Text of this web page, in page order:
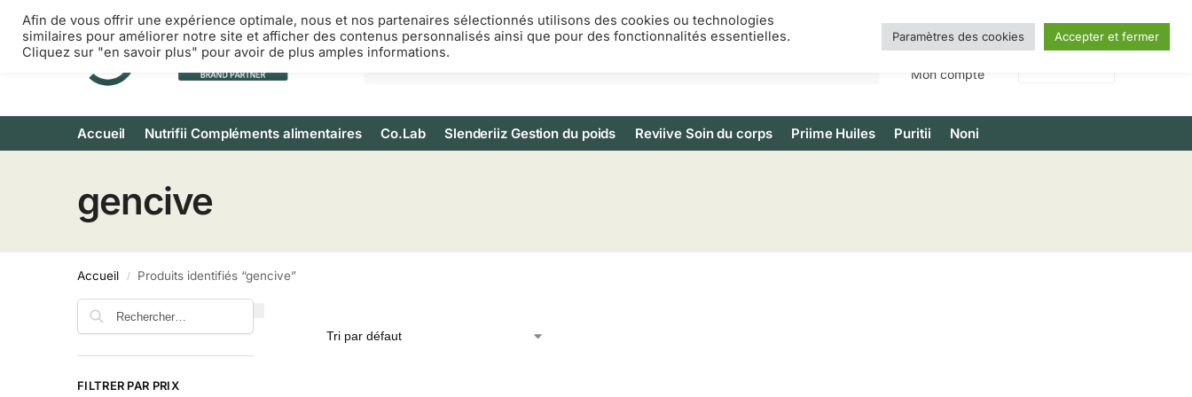
Mon compte
Accueil Nutrifii Compléments alimentaires Co.Lab Slenderiiz Gestion du poids Reviive Soin du corps Priime Huiles Puritii Noni
gencive
Accueil / Produits identifiés “gencive”
FILTRER PAR PRIX
Afin de vous offrir une expérience optimale, nous et nos partenaires sélectionnés utilisons des cookies ou technologies
similaires pour améliorer notre site et afficher des contenus personnalisés ainsi que pour des fonctionnalités essentielles.
Cliquez sur "en savoir plus" pour avoir de plus amples informations.
Paramètres des cookies Accepter et fermer